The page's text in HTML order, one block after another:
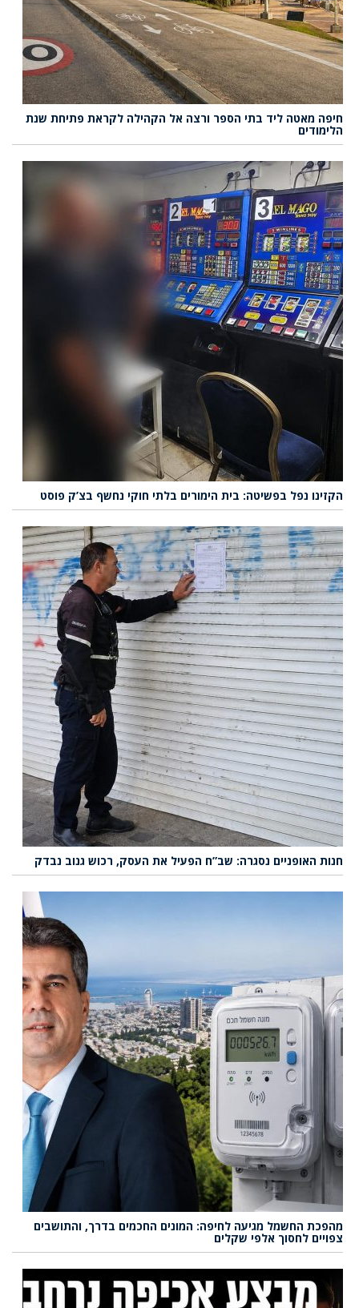
חיפה מאטה ליד בתי הספר ורצה אל הקהילה לקראת פתיחת שנת
הלימודים
הקזינו נפל בפשיטה: בית הימורים בלתי חוקי נחשף בצ’ק פוסט
חנות האופניים נסגרה: שב”ח הפעיל את העסק, רכוש גנוב נבדק
מהפכת החשמל מגיעה לחיפה: המונים החכמים בדרך, והתושבים
צפויים לחסוך אלפי שקלים